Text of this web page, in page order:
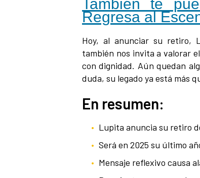
También te
Regresa al
Hoy, al anunciar su retiro,
también nos invita a valorar
con dignidad. Aún quedan
duda, su legado ya está más
En resumen:
Lupita anuncia su retiro
Será en 2025 su último
Mensaje reflexivo causa